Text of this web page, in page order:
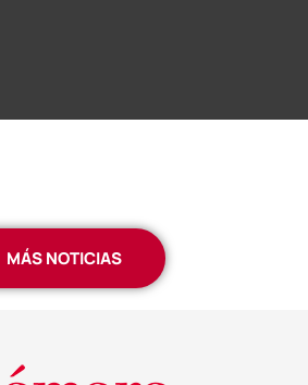
MÁS NOTICIAS